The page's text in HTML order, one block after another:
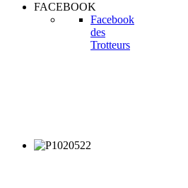
FACEBOOK
Facebook
des
Trotteurs